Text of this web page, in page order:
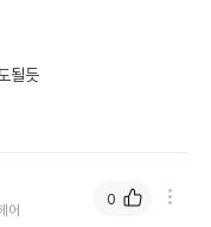
될듯
어
0